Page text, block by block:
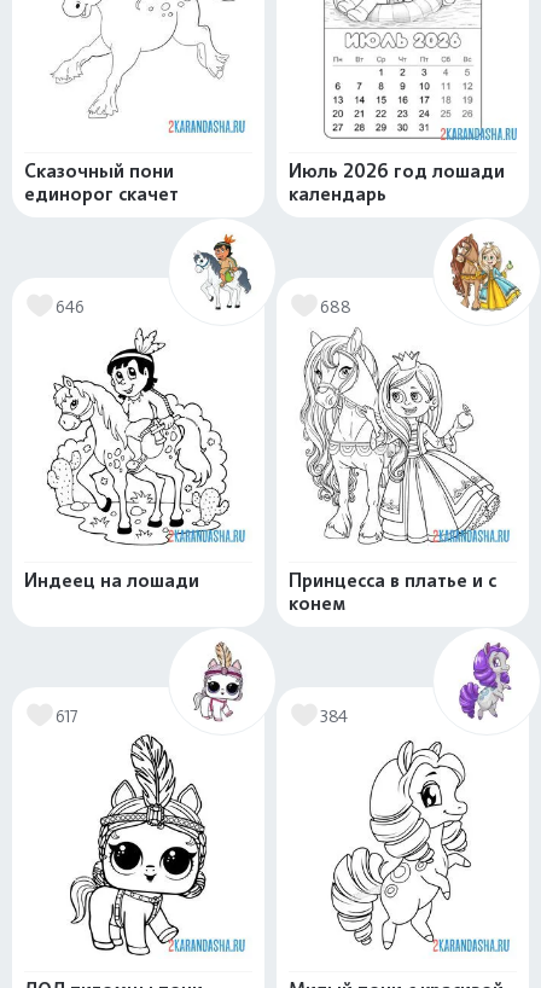
Сказочный пони
единорог скачет
Июль 2026 год лошади
календарь
646
Индеец на лошади
688
Принцесса в платье и с
конем
617 384